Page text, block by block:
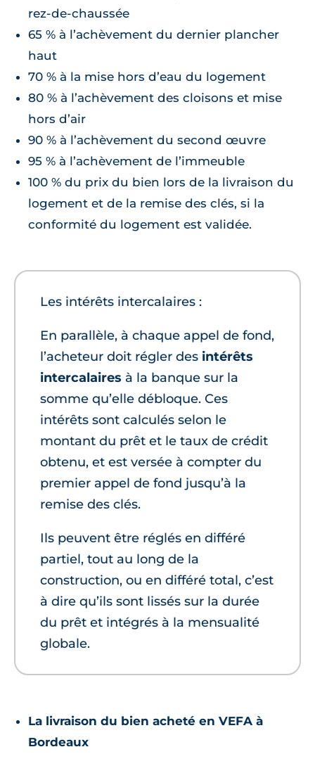
rez-de-chaussée
65 % à l’achèvement du dernier plancher
haut
70 % à la mise hors d’eau du logement
80 % à l’achèvement des cloisons et mise
hors d’air
90 % à l’achèvement du second œuvre
95 % à l’achèvement de l’immeuble
100 % du prix du bien lors de la livraison du
logement et de la remise des clés, si la
conformité du logement est validée.
Les intérêts intercalaires :
En parallèle, à chaque appel de fond,
l’acheteur doit régler des intérêts
intercalaires à la banque sur la
somme qu’elle débloque. Ces
intérêts sont calculés selon le
montant du prêt et le taux de crédit
obtenu, et est versée à compter du
premier appel de fond jusqu’à la
remise des clés.
Ils peuvent être réglés en différé
partiel, tout au long de la
construction, ou en différé total, c’est
à dire qu’ils sont lissés sur la durée
du prêt et intégrés à la mensualité
globale.
La livraison du bien acheté en VEFA à
Bordeaux